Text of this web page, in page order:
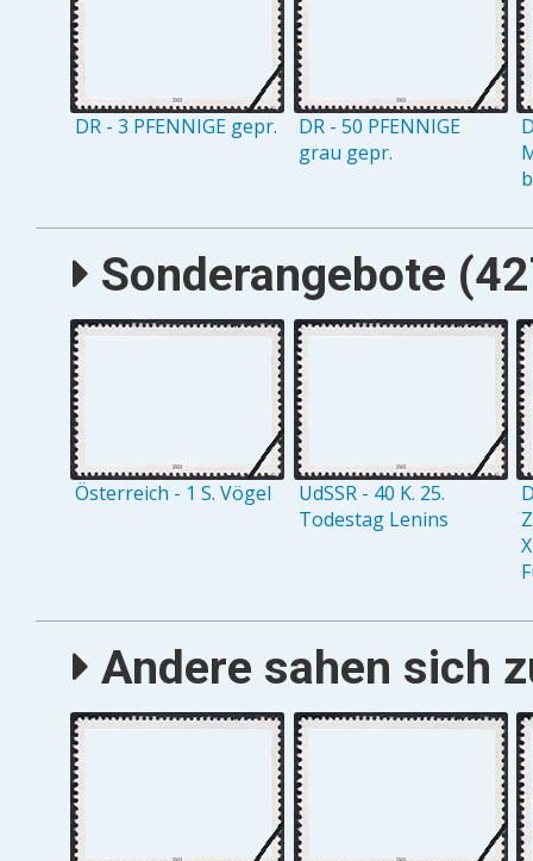
DR - 3 PFENNIGE gepr.
DR - 50 PFENNIGE
grau gepr.
Sonderangebote
Österreich - 1 S. Vögel
UdSSR - 40 K. 25.
Todestag Lenins
Andere sahen sich